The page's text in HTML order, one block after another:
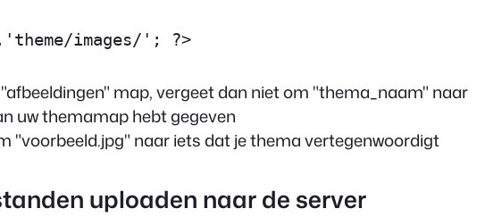
images/'; ?>
"afbeeldingen" map, vergeet dan niet om "thema_naam" naar
uw themamap hebt gegeven
"voorbeeld.jpg" naar iets dat je thema vertegenwoordigt
uploaden naar de server